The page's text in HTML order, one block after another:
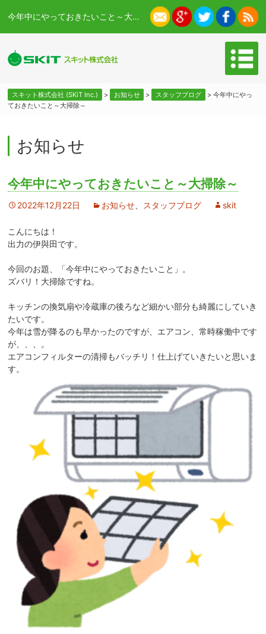
今年中にやっておきたいこと～大掃除～ - スキット株式会社 (SKiT Inc.)
スキット株式会社 (SKiT Inc.) > お知らせ > スタッフブログ > 今年中にやっ
ておきたいこと～大掃除～
お知らせ
今年中にやっておきたいこと～大掃除～
2022年12月22日 お知らせ スタッフブログ skit
こんにちは！
出力の伊與田です。
今回のお題、「今年中にやっておきたいこと」。
ズバリ！大掃除ですね。
キッチンの換気扇や冷蔵庫の後ろなど細かい部分も綺麗にしていき
たいです。
今年は雪が降るのも早かったのですが、エアコン、常時稼働中です
が、、、。
エアコンフィルターの清掃もバッチリ！仕上げていきたいと思いま
す。